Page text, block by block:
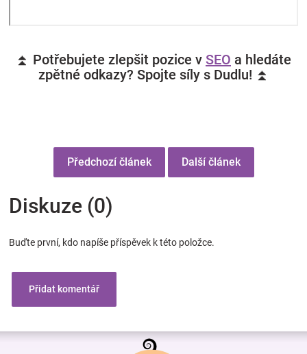
⏫ Potřebujete zlepšit pozice v SEO a hledáte
zpětné odkazy? Spojte síly s Dudlu! ⏫
Předchozí článek Další článek
Diskuze (0)
Buďte první, kdo napíše příspěvek k této položce.
Přidat komentář
Z